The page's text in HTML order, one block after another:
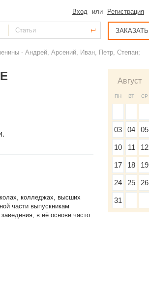
Вход или Регистрация
ЗАКАЗАТЬ
- Андрей, Арсений, Иван, Петр, Степан;
колледжах, высших
части выпускникам
в её основе часто
ПН ВТ СР
03 04 05
10 11 12
17 18 19
24 25 26
31